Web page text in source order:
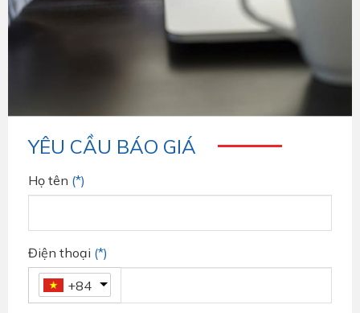
YÊU CẦU BÁO GIÁ
Họ tên (*)
Điện thoại (*)
+84